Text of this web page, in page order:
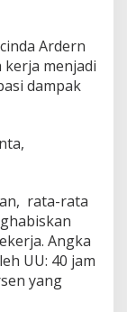
Ardern
menjadi
dampak
rata-rata
Angka
UU: 40 jam
yang